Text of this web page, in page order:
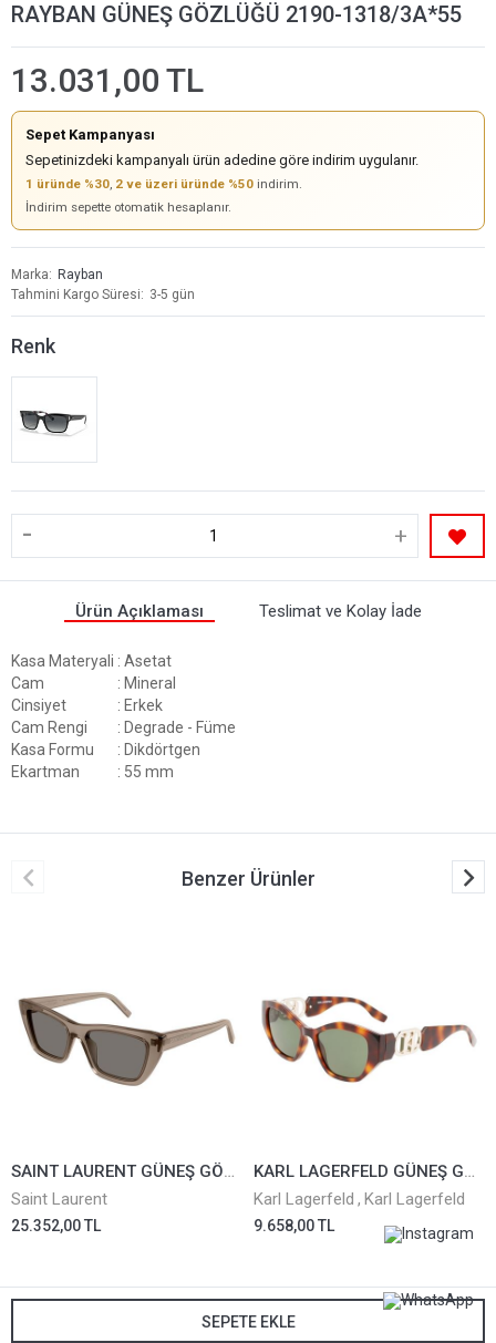
RAYBAN GÜNEŞ GÖZLÜĞÜ 2190-1318/3A*55
13.031,00 TL
Sepet Kampanyası
Sepetinizdeki kampanyalı ürün adedine göre indirim uygulanır.
1 üründe %30, 2 ve üzeri üründe %50 indirim.
İndirim sepette otomatik hesaplanır.
Marka
Rayban
Tahmini Kargo Süresi
3-5 gün
Renk
- +
SEPETE EKLE
Ürün Açıklaması Teslimat ve Kolay İade
Kasa Materyali : Asetat
Cam
: Mineral
Cinsiyet
: Erkek
Cam Rengi
: Degrade - Füme
Kasa Formu
: Dikdörtgen
Ekartman
: 55 mm
Benzer Ürünler
SAINT LAURENT GÜNEŞ GÖZLÜĞÜ SL276-045
Saint Laurent
25.352,00 TL
KARL LAGERFELD GÜNEŞ GÖZLÜĞÜ KL6086S-240
Karl Lagerfeld , Karl Lagerfeld
9.658,00 TL